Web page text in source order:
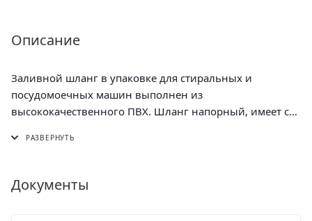
Описание
Заливной шланг в упаковке для стиральных и
посудомоечных машин выполнен из
высококачественного ПВХ. Шланг напорный, имеет с
резьбой.Имеет в комплекте сетку-фильтр. Концевые
3/4". Рабочее давление: 10 Bar. Давление на разрыв: 90
Bar (при 25°). Данный шланг универсален и подходит
Документы